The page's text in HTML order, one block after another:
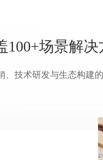
100+场景解决
、技术研发与生态构建